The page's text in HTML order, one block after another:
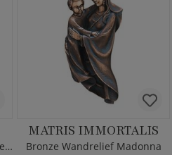
Bronze Standfigur Engel mit Feder
MATRIS IMMORTALIS
Bronze Wandrelief Madonna